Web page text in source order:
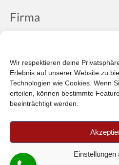
Wir respektieren deine
Erlebnis auf unserer Website zu
Technologien wie Cookies. Wenn
erteilen, können bestimmte
beeinträchtigt werden.
Einstellungen
Firma
Über uns
Informationen
Plattform der EU-Kommission zur
Unsere AGB (PDF)